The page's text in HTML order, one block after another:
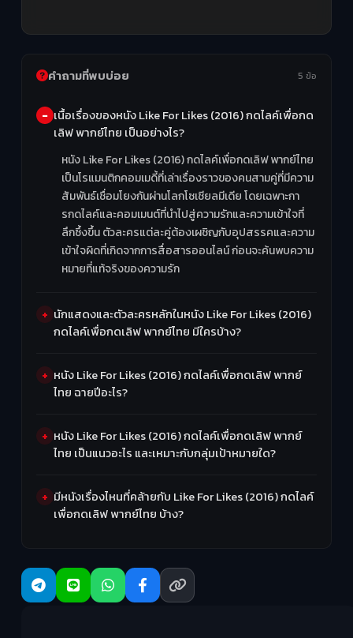
คำถามที่พบบ่อย 5 ข้อ
เนื้อเรื่องของหนัง Like For Likes (2016) กดไลค์เพื่อกด
เลิฟ พากย์ไทย เป็นอย่างไร?
หนัง Like For Likes (2016) กดไลค์เพื่อกดเลิฟ พากย์ไทย
เป็นโรแมนติกคอมเมดี้ที่เล่าเรื่องราวของคนสามคู่ที่มีความ
สัมพันธ์เชื่อมโยงกันผ่านโลกโซเชียลมีเดีย โดยเฉพาะกา
รกดไลค์และคอมเมนต์ที่นำไปสู่ความรักและความเข้าใจที่
ลึกซึ้งขึ้น ตัวละครแต่ละคู่ต้องเผชิญกับอุปสรรคและความ
เข้าใจผิดที่เกิดจากการสื่อสารออนไลน์ ก่อนจะค้นพบความ
หมายที่แท้จริงของความรัก
นักแสดงและตัวละครหลักในหนัง Like For Likes (2016)
กดไลค์เพื่อกดเลิฟ พากย์ไทย มีใครบ้าง?
หนัง Like For Likes (2016) กดไลค์เพื่อกดเลิฟ พากย์
ไทย ฉายปีอะไร?
หนัง Like For Likes (2016) กดไลค์เพื่อกดเลิฟ พากย์
ไทย เป็นแนวอะไร และเหมาะกับกลุ่มเป้าหมายใด?
มีหนังเรื่องไหนที่คล้ายกับ Like For Likes (2016) กดไลค์
เพื่อกดเลิฟ พากย์ไทย บ้าง?